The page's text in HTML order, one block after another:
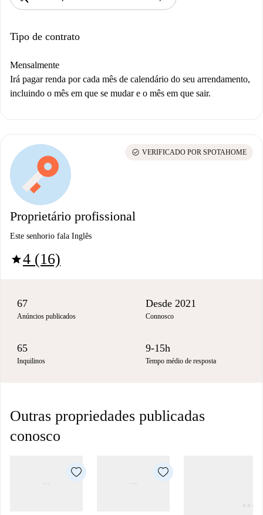
Tipo de contrato
Mensalmente
Irá pagar renda por cada mês de calendário do seu arrendamento,
incluindo o mês em que se mudar e o mês em que sair.
Proprietário profissional
Este senhorio fala Inglês
star4 (16)
check_circle VERIFICADO POR SPOTAHOME
67
Anúncios publicados
Desde 2021
Connosco
65
Inquilinos
9-15h
Tempo médio de resposta
Outras propriedades publicadas
conosco